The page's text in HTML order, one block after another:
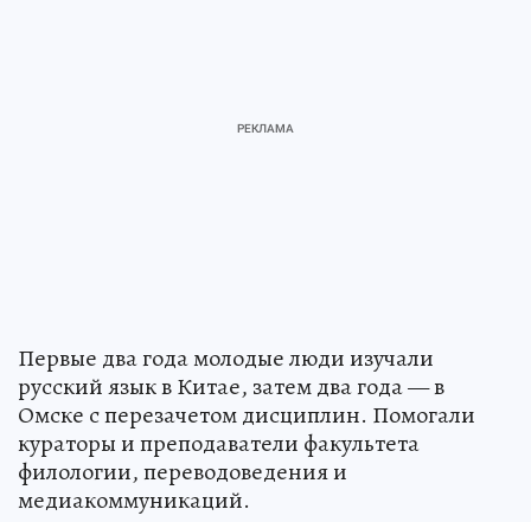
Первые два года молодые люди изучали
русский язык в Китае, затем два года — в
Омске с перезачетом дисциплин. Помогали
кураторы и преподаватели факультета
филологии, переводоведения и
медиакоммуникаций.